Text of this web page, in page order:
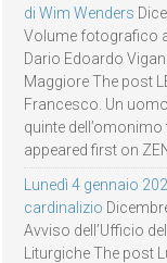
di Wim Wenders
Volume fotografico
Dario Edoardo
Maggiore The post
Francesco. Un
quinte
appeared first on
Lunedì 4 gennaio
cardinalizio
Avviso dell’Ufficio
Liturgiche The post